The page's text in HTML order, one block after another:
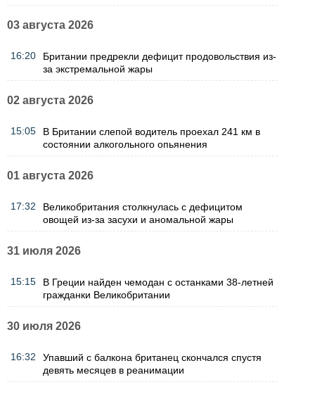
03 августа 2026
16:20
Британии предрекли дефицит продовольствия из-
за экстремальной жары
02 августа 2026
15:05
В Британии слепой водитель проехал 241 км в
состоянии алкогольного опьянения
01 августа 2026
17:32
Великобритания столкнулась с дефицитом
овощей из-за засухи и аномальной жары
31 июля 2026
15:15
В Греции найден чемодан с останками 38-летней
гражданки Великобритании
30 июля 2026
16:32
Упавший с балкона британец скончался спустя
девять месяцев в реанимации